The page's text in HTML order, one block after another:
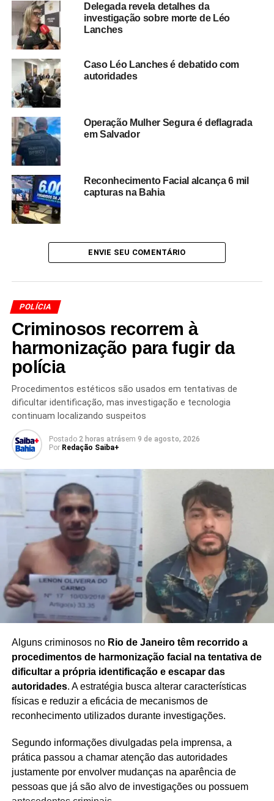
Redação Saiba+
TÓPICOS RELACIONADOS
ESQUADRÃO ÁGUIA
OPERAÇÃO POLICIAL SALVADOR
PRÓXIMO
Morre o deputado estadual Alan Sanches aos 58
anos
Foragido por 14 anos é capturado na Bahia
Delegada revela detalhes da
investigação sobre morte de Léo
Lanches
Caso Léo Lanches é debatido com
autoridades
Operação Mulher Segura é deflagrada
em Salvador
Reconhecimento Facial alcança 6 mil
capturas na Bahia
ENVIE SEU COMENTÁRIO
POLÍCIA
Criminosos recorrem à
harmonização para fugir da
polícia
Procedimentos estéticos são usados em tentativas de
dificultar identificação, mas investigação e tecnologia
continuam localizando suspeitos
Postado 2 horas atrásem 9 de agosto, 2026
Por Redação Saiba+
Alguns criminosos no Rio de Janeiro têm recorrido a
procedimentos de harmonização facial na tentativa de
dificultar a própria identificação e escapar das
autoridades. A estratégia busca alterar características
físicas e reduzir a eficácia de mecanismos de
reconhecimento utilizados durante investigações.
Segundo informações divulgadas pela imprensa, a
prática passou a chamar atenção das autoridades
justamente por envolver mudanças na aparência de
pessoas que já são alvo de investigações ou possuem